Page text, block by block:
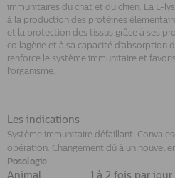
immunitaires du chat et du chien. La L-
à la production des protéines
et la protection des tissus grâce à ses
collagène et à sa capacité d'absorption
renforce le système immunitaire et
l'organisme.
Les indications
Système immunitaire défaillant.
opération. Changement dû à un nouvel
Posologie
Animal
1 à 2 fois par